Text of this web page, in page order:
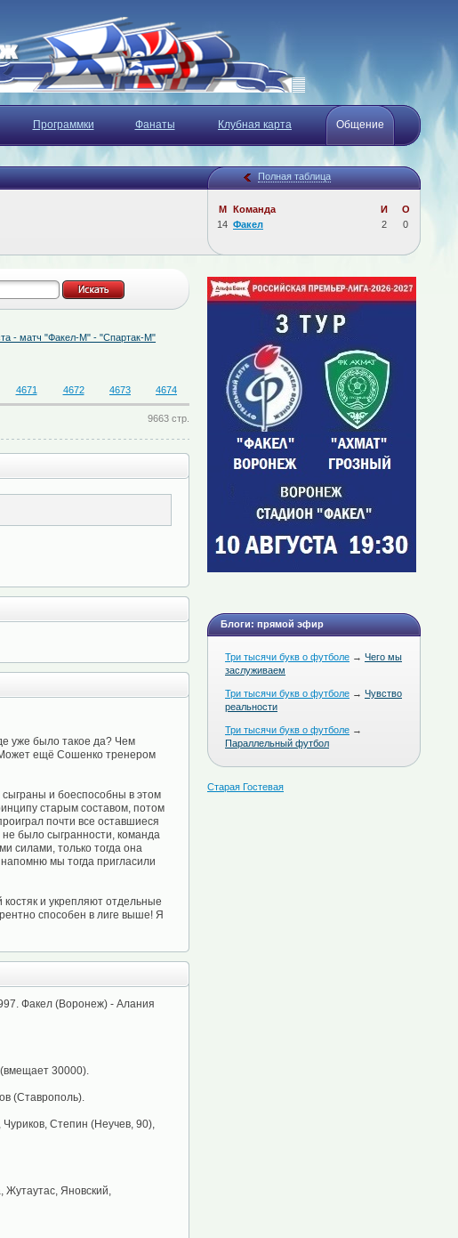
Программки Фанаты Клубная карта Общение
Полная таблица
М Команда И
О
14 Факел 2 0
"Факел-М" - "Спартак-М" Определён состав судейской бригады на матч
4671 4672 4673 4674
9663 стр.
уже было такое да? Чем
ещё Сошенко тренером
и боеспособны в этом
старым составом, потом
почти все оставшиеся
было сыгранности, команда
силами, только тогда она
мы тогда пригласили
и укрепляют отдельные
способен в лиге выше! Я
Факел (Воронеж) - Алания
30000).
(Ставрополь).
Степин (Неучев, 90),
Жутаутас, Яновский,
Блоги: прямой эфир
Три тысячи букв о футболе → Чего мы
заслуживаем
Три тысячи букв о футболе → Чувство
реальности
Три тысячи букв о футболе →
Параллельный футбол
Старая Гостевая